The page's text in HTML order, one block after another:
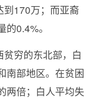
到170万；而亚裔
0.4%。
穷的东北部，白
南部地区。在贫困
两倍；白人平均失